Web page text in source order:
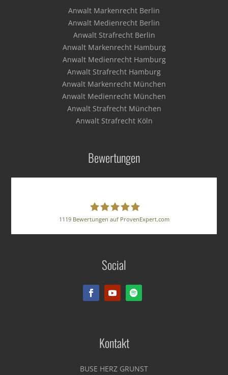
Anwalt Markenrecht Berlin
Anwalt Medienrecht Berlin
Anwalt Strafrecht Berlin
Anwalt Markenrecht Hamburg
Anwalt Medienrecht Hamburg
Anwalt Strafrecht Hamburg
Anwalt Markenrecht München
Anwalt Medienrecht München
Anwalt Strafrecht München
Anwalt Strafrecht Köln
Bewertungen
Rechtsanwälte PartG mbB
1119Bewertungen auf ProvenExpert.com
Social
Kontakt
BUSE HERZ GRUNST